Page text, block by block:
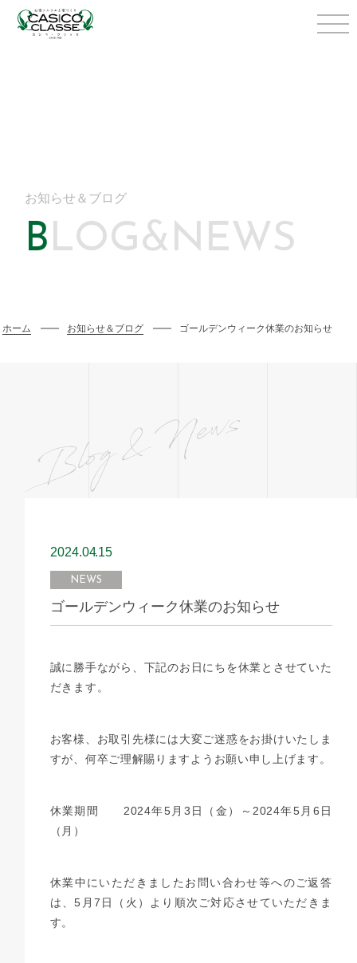
お知らせ＆ブログ
BLOG&NEWS
ホーム お知らせ＆ブログ ゴールデンウィーク休業のお知らせ
2024.0415
NEWS
ゴールデンウィーク休業のお知らせ
誠に勝手ながら、下記のお日にちを休業とさせていた
だきます。
お客様、お取引先様には大変ご迷惑をお掛けいたしま
すが、何卒ご理解賜りますようお願い申し上げます。
休業期間 2024年5月3日（金）～2024年5月6日
（月）
休業中にいただきましたお問い合わせ等へのご返答
は、5月7日（火）より順次ご対応させていただきま
す。